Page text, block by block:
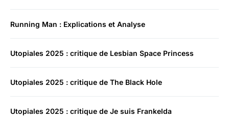
Running Man : Explications et Analyse
Utopiales 2025 : critique de Lesbian Space Princess
Utopiales 2025 : critique de The Black Hole
Utopiales 2025 : critique de Je suis Frankelda